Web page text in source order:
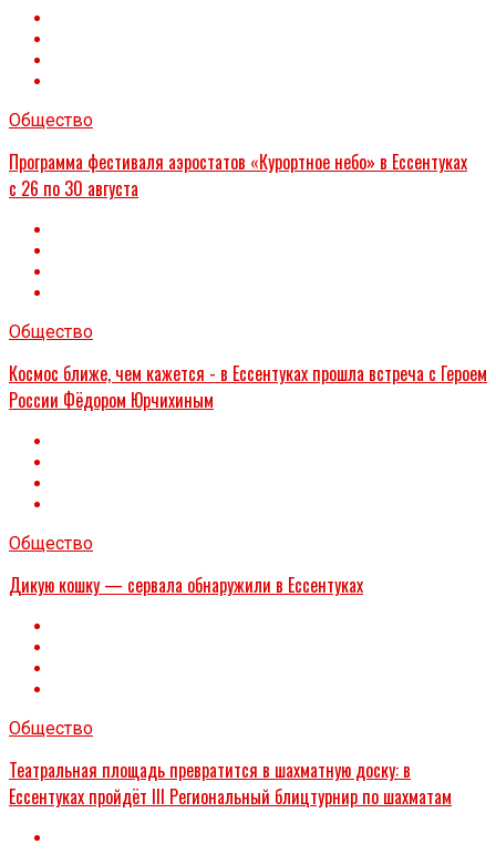
Общество
Программа фестиваля аэростатов «Курортное небо» в Ессентуках
с 26 по 30 августа
Общество
Космос ближе, чем кажется - в Ессентуках прошла встреча с Героем
России Фёдором Юрчихиным
Общество
Дикую кошку — сервала обнаружили в Ессентуках
Общество
Театральная площадь превратится в шахматную доску: в
Ессентуках пройдёт III Региональный блицтурнир по шахматам